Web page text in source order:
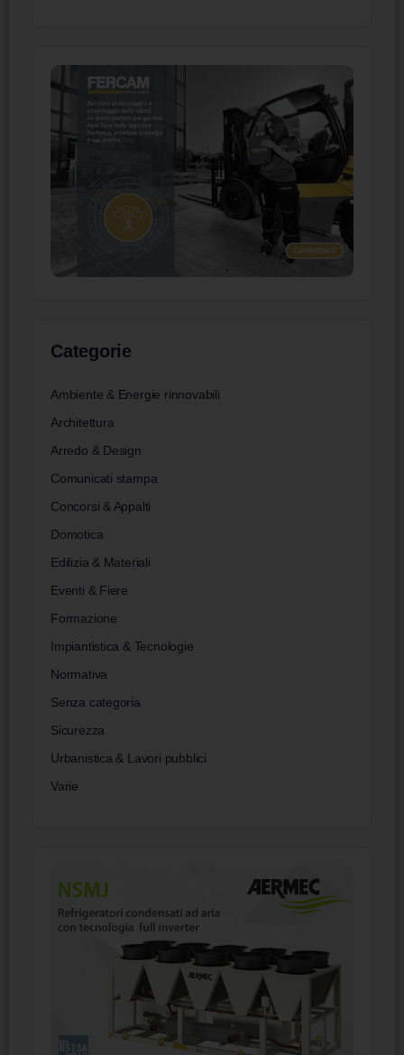
Categorie
Ambiente & Energie rinnovabili
Architettura
Arredo & Design
Comunicati stampa
Concorsi & Appalti
Domotica
Edilizia & Materiali
Eventi & Fiere
Formazione
Impiantistica & Tecnologie
Normativa
Senza categoria
Sicurezza
Urbanistica & Lavori pubblici
Varie